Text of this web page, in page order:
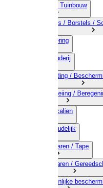
01) Land-& Tuinbouw
02) Bezems / Borstels /
03) Afrastering
04) Veehouderij
05) Bestrijding /
06) Besproeiing /
07) Chemicalien
08) Huishoudelijk
09) Touwwaren / Tape
10) IJzerwaren /
11) Persoonlijke